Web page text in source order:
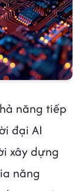
năng tiếp
đại AI
xây dựng
năng